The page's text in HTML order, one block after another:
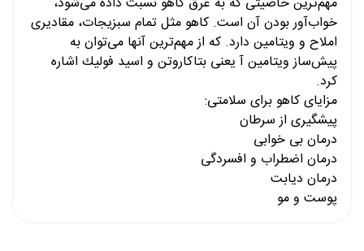
خواب‌آور بودن آن است. كاهو مثل تمام سبزیجات، مقادیری
املاح و ویتامین دارد. كه از مهم‌ترین آنها می‌توان به
پیش‌ساز ویتامین آ یعنی بتاكاروتن و اسید فولیك اشاره
كرد.
مزایای کاهو برای سلامتی:
پیشگیری از سرطان
درمان بی خوابی
درمان اضطراب و افسردگی
درمان دیابت
پوست و مو